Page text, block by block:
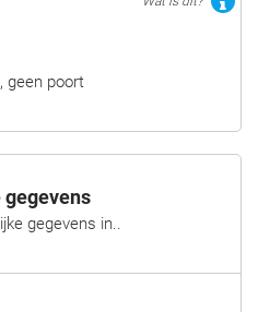
geen poort
gegevens in..